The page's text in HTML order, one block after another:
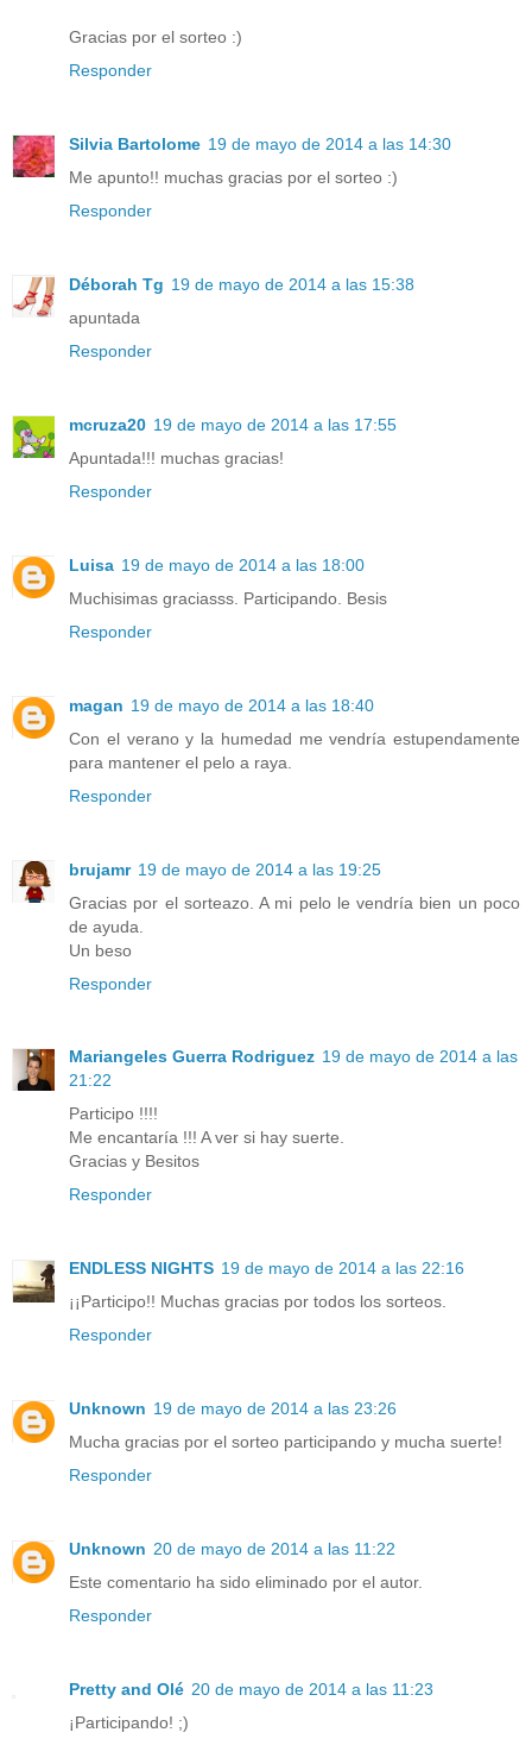
Gracias por el sorteo :)
Responder
Silvia Bartolome 19 de mayo de 2014 a las 14:30
Me apunto!! muchas gracias por el sorteo :)
Responder
Déborah Tg 19 de mayo de 2014 a las 15:38
apuntada
Responder
mcruza20 19 de mayo de 2014 a las 17:55
Apuntada!!! muchas gracias!
Responder
Luisa 19 de mayo de 2014 a las 18:00
Muchisimas graciasss. Participando. Besis
Responder
magan 19 de mayo de 2014 a las 18:40
Con el verano y la humedad me vendría estupendamente
para mantener el pelo a raya.
Responder
brujamr 19 de mayo de 2014 a las 19:25
Gracias por el sorteazo. A mi pelo le vendría bien un poco
de ayuda.
Un beso
Responder
Mariangeles Guerra Rodriguez 19 de mayo de 2014 a las
21:22
Participo !!!!
Me encantaría !!! A ver si hay suerte.
Gracias y Besitos
Responder
ENDLESS NIGHTS 19 de mayo de 2014 a las 22:16
¡¡Participo!! Muchas gracias por todos los sorteos.
Responder
Unknown 19 de mayo de 2014 a las 23:26
Mucha gracias por el sorteo participando y mucha suerte!
Responder
Unknown 20 de mayo de 2014 a las 11:22
Este comentario ha sido eliminado por el autor.
Responder
Pretty and Olé 20 de mayo de 2014 a las 11:23
¡Participando! ;)